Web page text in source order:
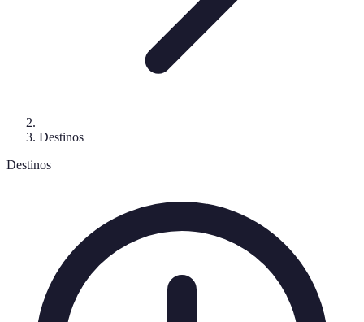
Destinos
Destinos